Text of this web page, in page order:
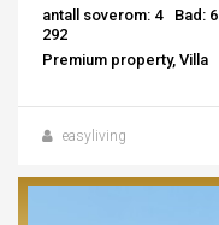
antall soverom: 4 Bad: 6
292
Premium property, Villa
easyliving